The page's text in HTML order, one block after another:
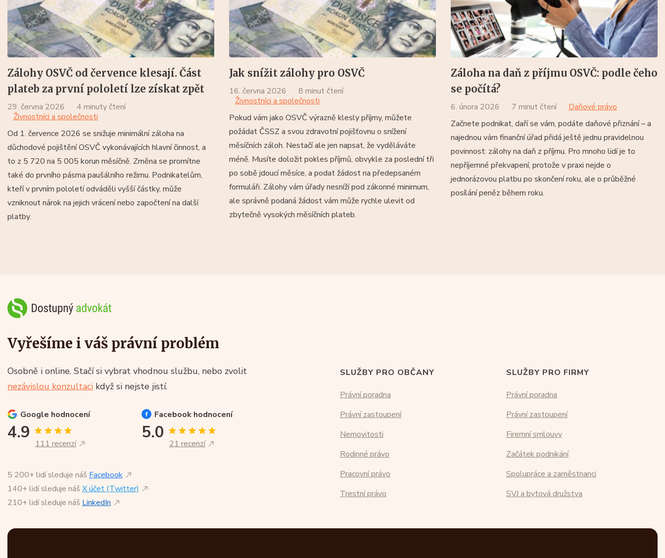
Zálohy OSVČ od července klesají. Část
plateb za první pololetí lze získat zpět
29. června 2026
4 minuty čtení
Živnostníci a společnosti
Od 1. července 2026 se snižuje minimální záloha na
důchodové pojištění OSVČ vykonávajících hlavní činnost, a
to z 5 720 na 5 005 korun měsíčně. Změna se promítne
také do prvního pásma paušálního režimu. Podnikatelům,
kteří v prvním pololetí odváděli vyšší částky, může
vzniknout nárok na jejich vrácení nebo započtení na další
platby.
Jak snížit zálohy pro OSVČ
16. června 2026
8 minut čtení
Živnostníci a společnosti
Pokud vám jako OSVČ výrazně klesly příjmy, můžete
požádat ČSSZ a svou zdravotní pojišťovnu o snížení
měsíčních záloh. Nestačí ale jen napsat, že vyděláváte
méně. Musíte doložit pokles příjmů, obvykle za poslední tři
po sobě jdoucí měsíce, a podat žádost na předepsaném
formuláři. Zálohy vám úřady nesníží pod zákonné minimum,
ale správně podaná žádost vám může rychle ulevit od
zbytečně vysokých měsíčních plateb.
Záloha na daň z příjmu OSVČ: podle čeho
se počítá?
6. února 2026 7 minut čtení
Daňové právo
Začnete podnikat, daří se vám, podáte daňové přiznání – a
najednou vám finanční úřad přidá ještě jednu pravidelnou
povinnost: zálohy na daň z příjmu. Pro mnoho lidí je to
nepříjemné překvapení, protože v praxi nejde o
jednorázovou platbu po skončení roku, ale o průběžné
posílání peněz během roku.
Vyřešíme i váš právní problém
Osobně i online. Stačí si vybrat vhodnou službu, nebo zvolit
nezávislou konzultaci když si nejste jistí.
Google hodnocení
4.9
111 recenzí
Facebook hodnocení
5.0
21 recenzí
5 200+ lidí sleduje náš Facebook
140+ lidí sleduje náš X účet (Twitter)
210+ lidí sleduje náš LinkedIn
SLUŽBY PRO OBČANY
Právní poradna
Právní zastoupení
Nemovitosti
Rodinné právo
Pracovní právo
Trestní právo
SLUŽBY PRO FIRMY
Právní poradna
Právní zastoupení
Firemní smlouvy
Začátek podnikání
Spolupráce a zaměstnanci
SVJ a bytová družstva